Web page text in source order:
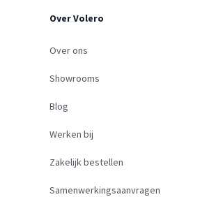
Over Volero
Over ons
Showrooms
Blog
Werken bij
Zakelijk bestellen
Samenwerkingsaanvragen